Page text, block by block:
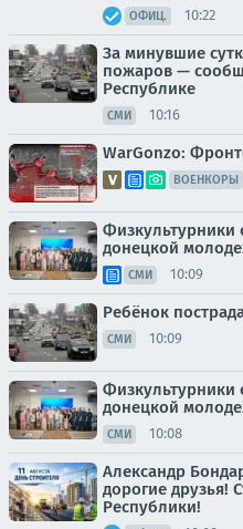
ОФИЦ. 10:22
За минувшие
пожаров —
Республике
СМИ 10:16
WarGonzo:
ВОЕНКОРЫ
Физкультурники
донецкой
СМИ 10:09
Ребёнок
СМИ 10:09
Физкультурники
донецкой
СМИ 10:08
Александр
дорогие друзья!
Республики!